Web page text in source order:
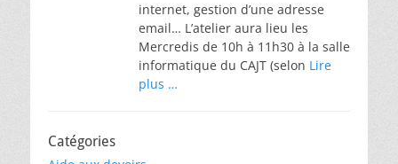
internet, gestion d’une adresse
email… L’atelier aura lieu les
Mercredis de 10h à 11h30 à la salle
informatique du CAJT (selon Lire
plus …
Catégories